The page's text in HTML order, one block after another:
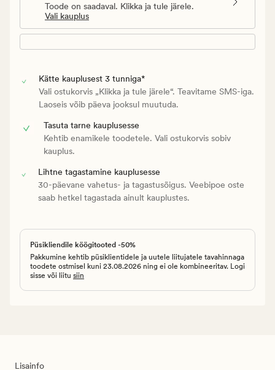
Toode on saadaval. Klikka ja tule järele.
Vali kauplus
Kätte kauplusest 3 tunniga*
Vali ostukorvis „Klikka ja tule järele“. Teavitame SMS-iga.
Laoseis võib päeva jooksul muutuda.
Tasuta tarne kauplusesse
Kehtib enamikele toodetele. Vali ostukorvis sobiv
kauplus.
Lihtne tagastamine kauplusesse
30-päevane vahetus- ja tagastusõigus. Veebipoe oste
saab hetkel tagastada ainult kauplustes.
Püsikliendile köögitooted -50%
Pakkumine kehtib püsiklientidele ja uutele liitujatele tavahinnaga
toodete ostmisel kuni 23.08.2026 ning ei ole kombineeritav. Logi
sisse või liitu siin
Lisainfo